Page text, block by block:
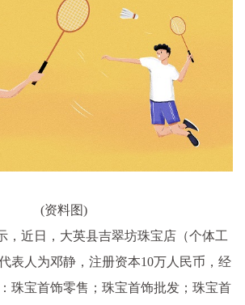
(资料图)
，近日，大英县吉翠坊珠宝店（个体工
表人为邓静，注册资本10万人民币，经
珠宝首饰零售；珠宝首饰批发；珠宝首